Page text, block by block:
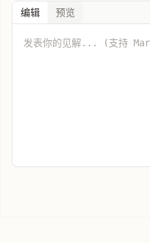
编辑 预览